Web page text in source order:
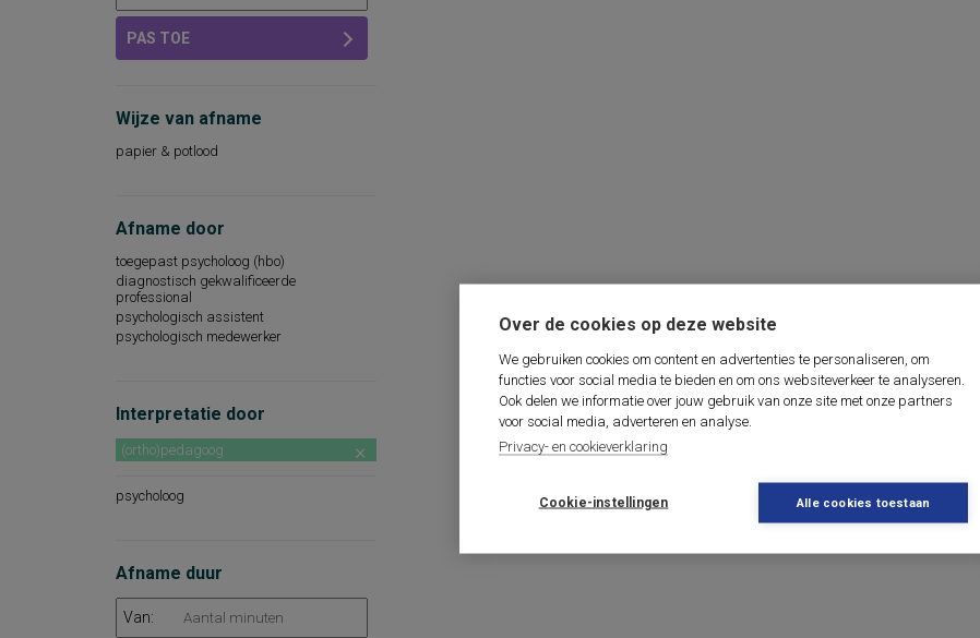
Over de cookies op deze website
We gebruiken cookies om content en advertenties te personaliseren, om
functies voor social media te bieden en om ons websiteverkeer te analyseren.
Ook delen we informatie over jouw gebruik van onze site met onze partners
voor social media, adverteren en analyse.
Privacy- en cookieverklaring
Cookie-instellingen Alle cookies toestaan
PAS TOE
Wijze van afname
papier & potlood
Afname door
toegepast psycholoog (hbo)
diagnostisch gekwalificeerde
professional
psychologisch assistent
psychologisch medewerker
Interpretatie door
(ortho)pedagoog
psycholoog
Afname duur
Van: